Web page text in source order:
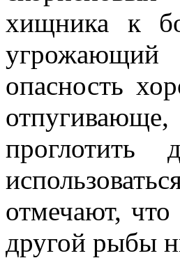
хищника к
опасность
отмечают,
другой рыбы